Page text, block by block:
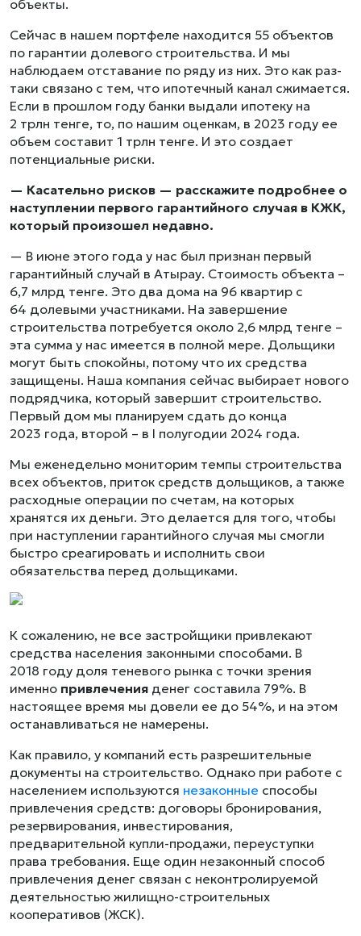
объекты.
Сейчас в нашем портфеле находится 55 объектов
по гарантии долевого строительства. И мы
наблюдаем отставание по ряду из них. Это как раз-
таки связано с тем, что ипотечный канал сжимается.
Если в прошлом году банки выдали ипотеку на
2 трлн тенге, то, по нашим оценкам, в 2023 году ее
объем составит 1 трлн тенге. И это создает
потенциальные риски.
— Касательно рисков — расскажите подробнее о
наступлении первого гарантийного случая в КЖК,
который произошел недавно.
— В июне этого года у нас был признан первый
гарантийный случай в Атырау. Стоимость объекта –
6,7 млрд тенге. Это два дома на 96 квартир с
64 долевыми участниками. На завершение
строительства потребуется около 2,6 млрд тенге –
эта сумма у нас имеется в полной мере. Дольщики
могут быть спокойны, потому что их средства
защищены. Наша компания сейчас выбирает нового
подрядчика, который завершит строительство.
Первый дом мы планируем сдать до конца
2023 года, второй – в I полугодии 2024 года.
Мы еженедельно мониторим темпы строительства
всех объектов, приток средств дольщиков, а также
расходные операции по счетам, на которых
хранятся их деньги. Это делается для того, чтобы
при наступлении гарантийного случая мы смогли
быстро среагировать и исполнить свои
обязательства перед дольщиками.
К сожалению, не все застройщики привлекают
средства населения законными способами. В
2018 году доля теневого рынка с точки зрения
именно привлечения денег составила 79%. В
настоящее время мы довели ее до 54%, и на этом
останавливаться не намерены.
Как правило, у компаний есть разрешительные
документы на строительство. Однако при работе с
населением используются незаконные способы
привлечения средств: договоры бронирования,
резервирования, инвестирования,
предварительной купли-продажи, переуступки
права требования. Еще один незаконный способ
привлечения денег связан с неконтролируемой
деятельностью жилищно-строительных
кооперативов (ЖСК).